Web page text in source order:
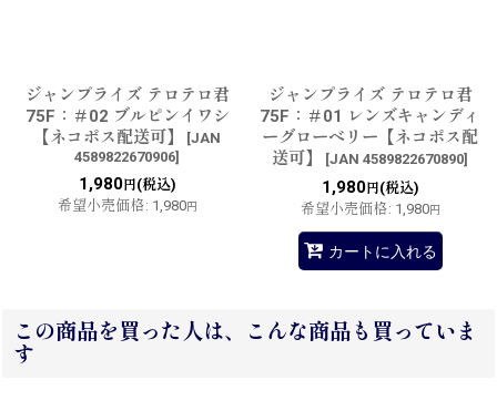
ジャンプライズ テロテロ君
75F：＃02 ブルピンイワシ
【ネコポス配送可】
[JAN
4589822670906]
1,980円(税込)
希望小売価格: 1,980円
ジャンプライズ テロテロ君
75F：＃01 レンズキャンディ
ーグローベリー【ネコポス配
送可】
[JAN 4589822670890]
1,980円(税込)
希望小売価格: 1,980円
カートに入れる
この商品を買った人は、こんな商品も買っていま
す